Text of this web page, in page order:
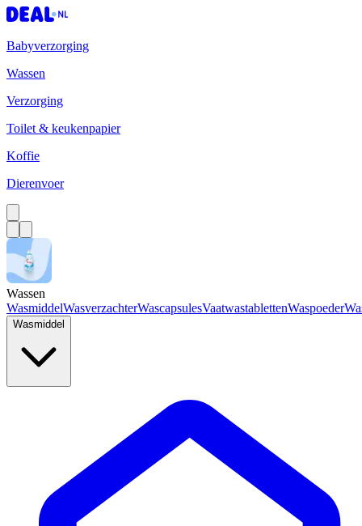
Babyverzorging
Wassen
Verzorging
Toilet & keukenpapier
Koffie
Dierenvoer
Wassen
WasmiddelWasverzachterWascapsulesVaatwastablettenWaspoeder
Wasmiddel